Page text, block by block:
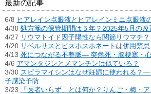
最新の記事
6/8 ヒアレイン点眼液とヒアレインミニ点眼液
4/30 処方箋の保管期間は５年？2025年5月の改
4/27 リウマトイド因子陽性なら関節リウマチ？
4/20 リベルサスとビスホスホネートは併用禁忌
4/13 死につながる不整脈― 突然死・脳梗塞・
4/6 アマンタジンとメマンチンは似ている？
3/30 スピラマイシンはなぜ妊婦に使われる？
子感染予防
3/23
「医者いらず」とは何か？りんご・梅・